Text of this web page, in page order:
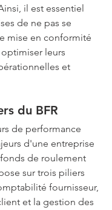
il est essentiel
de ne pas se
mise en conformité
leurs
et
du BFR
de performance
d'une entreprise
de roulement
sur trois piliers
fournisseur,
et la gestion des